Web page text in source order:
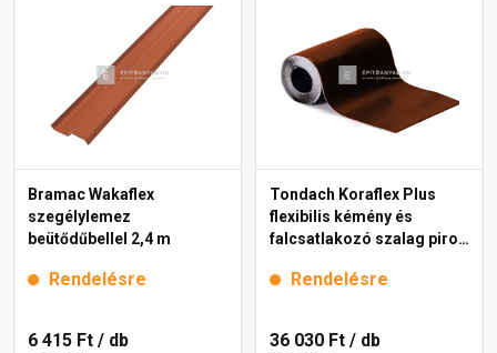
Bramac Wakaflex
szegélylemez
beütődűbellel 2,4 m
Rendelésre
6 415 Ft / db
Tondach Koraflex Plus
flexibilis kémény és
falcsatlakozó szalag piros
Rendelésre
36 030 Ft / db